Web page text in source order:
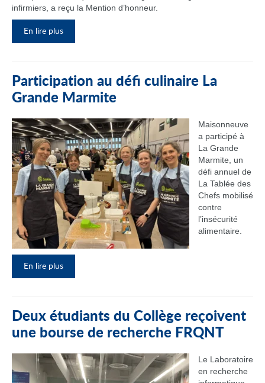
infirmiers, a reçu la Mention d’honneur.
En lire plus
Participation au défi culinaire La
Grande Marmite
Maisonneuve
a participé à
La Grande
Marmite, un
défi annuel de
La Tablée des
Chefs mobilisé
contre
l’insécurité
alimentaire.
En lire plus
Deux étudiants du Collège reçoivent
une bourse de recherche FRQNT
Le Laboratoire
en recherche